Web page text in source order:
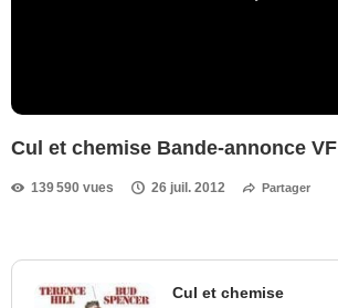
Cul et chemise Bande-annonce VF
139 590 vues 26 juil. 2012 Partager
Cul et chemise